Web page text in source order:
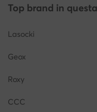
Top brand in
Lasocki
Geox
Roxy
CCC